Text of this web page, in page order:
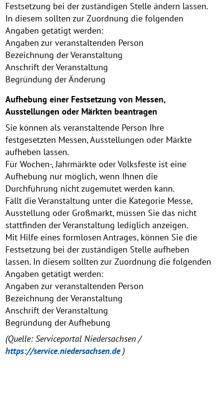
Festsetzung bei der zuständigen Stelle ändern lassen.
In diesem sollten zur Zuordnung die folgenden
Angaben getätigt werden:
Angaben zur veranstaltenden Person
Bezeichnung der Veranstaltung
Anschrift der Veranstaltung
Begründung der Änderung
Aufhebung einer Festsetzung von Messen,
Ausstellungen oder Märkten beantragen
Sie können als veranstaltende Person Ihre
festgesetzten Messen, Ausstellungen oder Märkte
aufheben lassen.
Für Wochen-, Jahrmärkte oder Volksfeste ist eine
Aufhebung nur möglich, wenn Ihnen die
Durchführung nicht zugemutet werden kann.
Fällt die Veranstaltung unter die Kategorie Messe,
Ausstellung oder Großmarkt, müssen Sie das nicht
stattfinden der Veranstaltung lediglich anzeigen.
Mit Hilfe eines formlosen Antrages, können Sie die
Festsetzung bei der zuständigen Stelle aufheben
lassen. In diesem sollten zur Zuordnung die folgenden
Angaben getätigt werden:
Angaben zur veranstaltenden Person
Bezeichnung der Veranstaltung
Anschrift der Veranstaltung
Begründung der Aufhebung
(Quelle: Serviceportal Niedersachsen /
https://service.niedersachsen.de)